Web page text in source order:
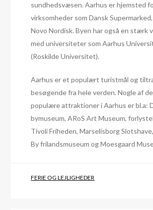
sundhedsvæsen. Aarhus er hjemsted
virksomheder som Dansk
Novo Nordisk. Byen har også en stærk
med universiteter som Aarhus
(Roskilde Universitet).
Aarhus er et populært turistmål og
besøgende fra hele verden. Nogle af
populære attraktioner i Aarhus er bl.a:
bymuseum, ARoS Art Museum,
Tivoli Friheden, Marselisborg
By frilandsmuseum og Moesgaard
FERIE OG LEJLIGHEDER